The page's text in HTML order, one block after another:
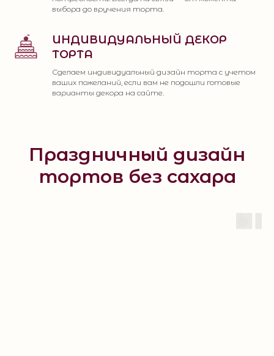
выбора до вручения торта.
ИНДИВИДУАЛЬНЫЙ ДЕКОР
ТОРТА
Сделаем индивидуальный дизайн торта с учетом
ваших пожеланий, если вам не подошли готовые
варианты декора на сайте.
Праздничный дизайн
тортов без сахара